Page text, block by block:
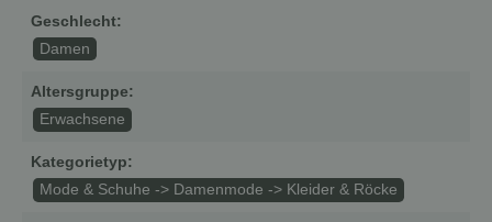
Geschlecht:
Damen
Altersgruppe:
Erwachsene
Kategorietyp:
Mode & Schuhe -> Damenmode -> Kleider & Röcke